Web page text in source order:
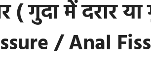
गुदा में दरार या
/ Anal